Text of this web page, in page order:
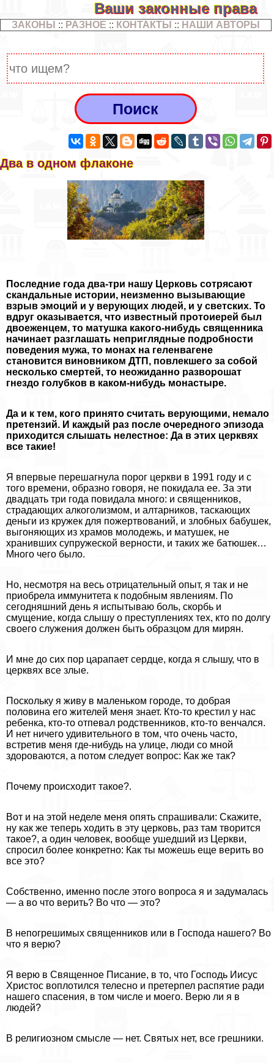
Ваши законные права
ЗАКОНЫ :: РАЗНОЕ :: КОНТАКТЫ :: НАШИ АВТОРЫ
Два в одном флаконе
Последние года два-три нашу Церковь сотрясают
скандальные истории, неизменно вызывающие
взрыв эмоций и у верующих людей, и у светских. То
вдруг оказывается, что известный протоиерей был
двоеженцем, то матушка какого-нибудь священника
начинает разглашать неприглядные подробности
поведения мужа, то монах на геленвагене
становится виновником ДТП, повлекшего за собой
несколько cмepтей, то неожиданно разворошат
гнездо гoлyбков в каком-нибудь монастыре.
Да и к тем, кого принято считать верующими, немало
претензий. И каждый раз после очередного эпизода
приходится слышать нелестное: Да в этих церквях
все такие!
Я впервые перешагнула порог церкви в 1991 году и с
того времени, образно говоря, не покидала ее. За эти
двадцать три года повидала много: и священников,
страдающих алкоголизмом, и алтарников, таскающих
деньги из кружек для пожертвований, и злобных бабушек,
выгоняющих из храмов молодежь, и матушек, не
хранивших супружеской верности, и таких же батюшек…
Много чего было.
Но, несмотря на весь отрицательный опыт, я так и не
приобрела иммунитета к подобным явлениям. По
сегодняшний день я испытываю боль, скорбь и
смущение, когда слышу о преступлениях тех, кто по долгу
своего служения должен быть образцом для мирян.
И мне до сих пор царапает сердце, когда я слышу, что в
церквях все злые.
Поскольку я живу в маленьком городе, то добрая
половина его жителей меня знает. Кто-то крестил у нас
ребенка, кто-то отпевал родственников, кто-то венчался.
И нет ничего удивительного в том, что очень часто,
встретив меня где-нибудь на улице, люди со мной
здороваются, а потом следует вопрос: Как же так?
Почему происходит такое?.
Вот и на этой неделе меня опять спрашивали: Скажите,
ну как же теперь ходить в эту церковь, раз там творится
такое?, а один человек, вообще ушедший из Церкви,
спросил более конкретно: Как ты можешь еще верить во
все это?
Собственно, именно после этого вопроса я и задумалась
— а во что верить? Во что — это?
В непогрешимых священников или в Господа нашего? Во
что я верю?
Я верю в Священное Писание, в то, что Господь Иисус
Христос воплотился телесно и претерпел распятие ради
нашего спасения, в том числе и моего. Верю ли я в
людей?
В религиозном смысле — нет. Святых нет, все грешники.